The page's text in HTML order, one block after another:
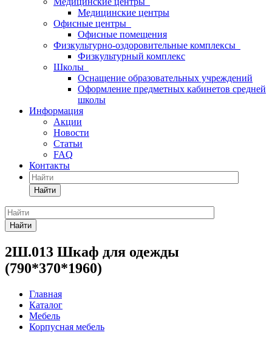
Медицинские центры
Офисные центры
Офисные помещения
Физкультурно-оздоровительные комплексы
Физкультурный комплекс
Школы
Оснащение образовательных учреждений
Оформление предметных кабинетов средней
школы
Информация
Акции
Новости
Статьи
FAQ
Контакты
Найти
Найти
2Ш.013 Шкаф для одежды
(790*370*1960)
Главная
Каталог
Мебель
Корпусная мебель